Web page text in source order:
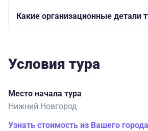
Какие организационные детали
Условия тура
Место начала тура
Нижний Новгород
Узнать стоимость из Вашего города